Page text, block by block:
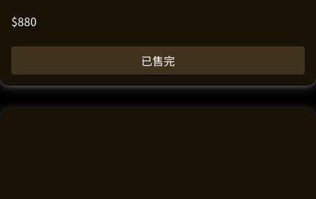
$880
已售完